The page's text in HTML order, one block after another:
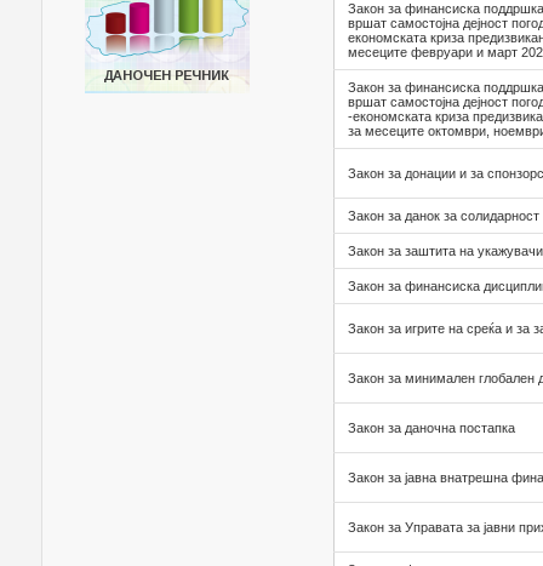
Закон за финансиска
вршат самостојна дејност
економската криза
месеците февруари и март
Закон за финансиска
вршат самостојна дејност
-економската криза
за месеците октомври,
Закон за донации и за
Закон за данок за солидарност
Закон за заштита на укажувачи
Закон за финансиска
Закон за игрите на среќа и за
Закон за минимален глобален
Закон за даночна постапка
Закон за јавна внатрешна
Закон за Управата за јавни